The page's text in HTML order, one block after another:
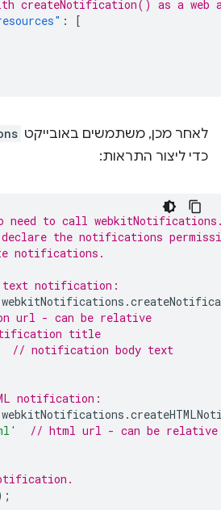
createNotification() as a web
:
[
לאחר מכן, משתמשים באובייקט
כדי ליצור התראות:
need to call
the notifications
notifications.
text notification:
webkitNotifications .
url - can be relative
title
// notification body text
notification:
webkitNotifications .
// html url - can be relative